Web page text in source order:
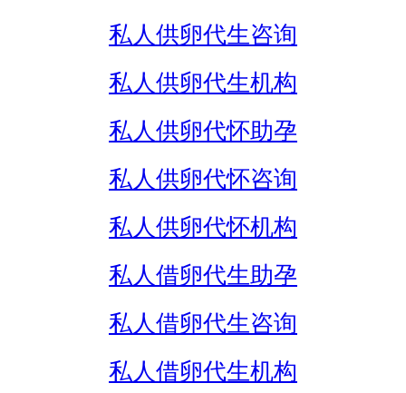
私人供卵代生咨询
私人供卵代生机构
私人供卵代怀助孕
私人供卵代怀咨询
私人供卵代怀机构
私人借卵代生助孕
私人借卵代生咨询
私人借卵代生机构